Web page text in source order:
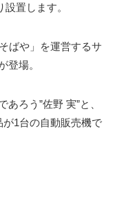
置します。
ばや」を運営するサ
登場。
ろう”佐野 実”と、
1台の自動販売機で